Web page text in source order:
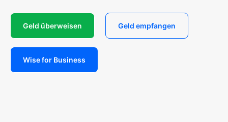
Geld überweisen Geld empfangen
Wise for Business